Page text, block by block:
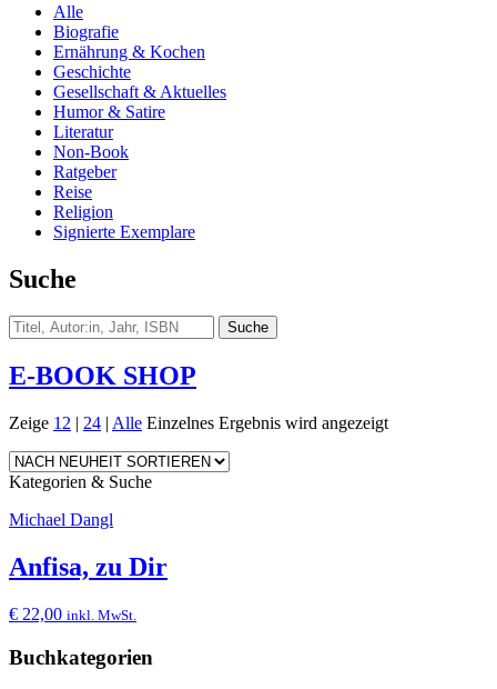
Alle
Biografie
Ernährung & Kochen
Geschichte
Gesellschaft & Aktuelles
Humor & Satire
Literatur
Non-Book
Ratgeber
Reise
Religion
Signierte Exemplare
Suche
E-BOOK SHOP
Zeige 12 | 24 | Alle Einzelnes Ergebnis wird angezeigt
Kategorien & Suche
Michael Dangl
Anfisa, zu Dir
€ 22,00 inkl. MwSt.
Buchkategorien